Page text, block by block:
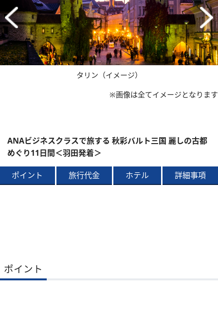
タリン（イメージ）
※画像は全てイメージとなります
ANAビジネスクラスで旅する 秋彩バルト三国 麗しの古都
めぐり11日間＜羽田発着＞
ポイント 旅行代金 ホテル 詳細事項
ポイント